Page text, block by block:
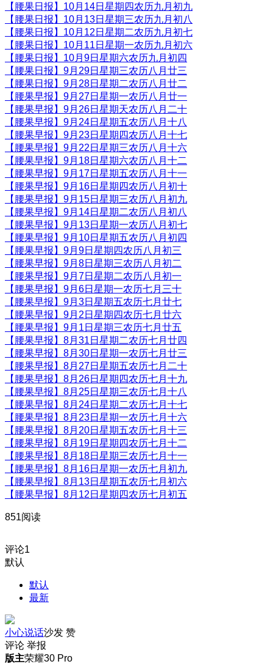
【腰果日报】10月14日星期四农历九月初九
【腰果日报】10月13日星期三农历九月初八
【腰果日报】10月12日星期二农历九月初七
【腰果日报】10月11日星期一农历九月初六
【腰果日报】10月9日星期六农历九月初四
【腰果日报】9月29日星期三农历八月廿三
【腰果日报】9月28日星期二农历八月廿二
【腰果早报】9月27日星期一农历八月廿一
【腰果早报】9月26日星期天农历八月二十
【腰果早报】9月24日星期五农历八月十八
【腰果早报】9月23日星期四农历八月十七
【腰果早报】9月22日星期三农历八月十六
【腰果早报】9月18日星期六农历八月十二
【腰果早报】9月17日星期五农历八月十一
【腰果早报】9月16日星期四农历八月初十
【腰果早报】9月15日星期三农历八月初九
【腰果早报】9月14日星期二农历八月初八
【腰果早报】9月13日星期一农历八月初七
【腰果早报】9月10日星期五农历八月初四
【腰果早报】9月9日星期四农历八月初三
【腰果早报】9月8日星期三农历八月初二
【腰果早报】9月7日星期二农历八月初一
【腰果早报】9月6日星期一农历七月三十
【腰果早报】9月3日星期五农历七月廿七
【腰果早报】9月2日星期四农历七月廿六
【腰果早报】9月1日星期三农历七月廿五
【腰果早报】8月31日星期二农历七月廿四
【腰果早报】8月30日星期一农历七月廿三
【腰果早报】8月27日星期五农历七月二十
【腰果早报】8月26日星期四农历七月十九
【腰果早报】8月25日星期三农历七月十八
【腰果早报】8月24日星期二农历七月十七
【腰果早报】8月23日星期一农历七月十六
【腰果早报】8月20日星期五农历七月十三
【腰果早报】8月19日星期四农历七月十二
【腰果早报】8月18日星期三农历七月十一
【腰果早报】8月16日星期一农历七月初九
【腰果早报】8月13日星期五农历七月初六
【腰果早报】8月12日星期四农历七月初五
851阅读
评论1
默认
默认
最新
小心说话沙发 赞
评论 举报
版主荣耀30 Pro